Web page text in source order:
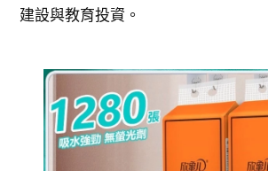
建設與教育投資。